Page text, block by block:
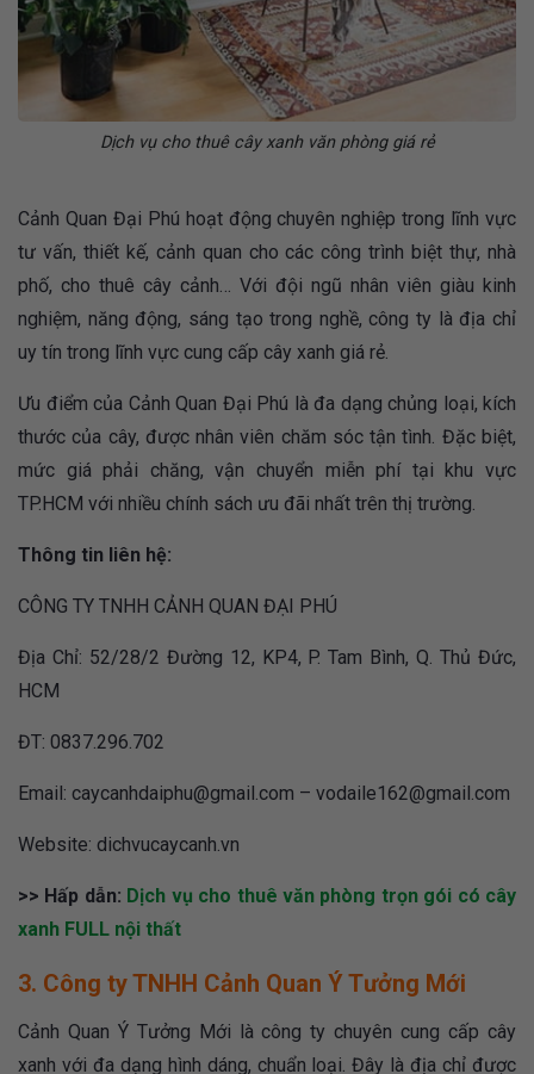
Dịch vụ cho thuê cây xanh văn phòng giá rẻ
Cảnh Quan Đại Phú hoạt động chuyên nghiệp trong lĩnh vực
tư vấn, thiết kế, cảnh quan cho các công trình biệt thự, nhà
phố, cho thuê cây cảnh… Với đội ngũ nhân viên giàu kinh
nghiệm, năng động, sáng tạo trong nghề, công ty là địa chỉ
uy tín trong lĩnh vực cung cấp cây xanh giá rẻ.
Ưu điểm của Cảnh Quan Đại Phú là đa dạng chủng loại, kích
thước của cây, được nhân viên chăm sóc tận tình. Đặc biệt,
mức giá phải chăng, vận chuyển miễn phí tại khu vực
TP.HCM với nhiều chính sách ưu đãi nhất trên thị trường.
Thông tin liên hệ:
CÔNG TY TNHH CẢNH QUAN ĐẠI PHÚ
Địa Chỉ: 52/28/2 Đường 12, KP4, P. Tam Bình, Q. Thủ Đức,
HCM
ĐT: 0837.296.702
Email: caycanhdaiphu@gmail.com – vodaile162@gmail.com
Website: dichvucaycanh.vn
>> Hấp dẫn: Dịch vụ cho thuê văn phòng trọn gói có cây
xanh FULL nội thất
3. Công ty TNHH Cảnh Quan Ý Tưởng Mới
Cảnh Quan Ý Tưởng Mới là công ty chuyên cung cấp cây
xanh với đa dạng hình dáng, chuẩn loại. Đây là địa chỉ được